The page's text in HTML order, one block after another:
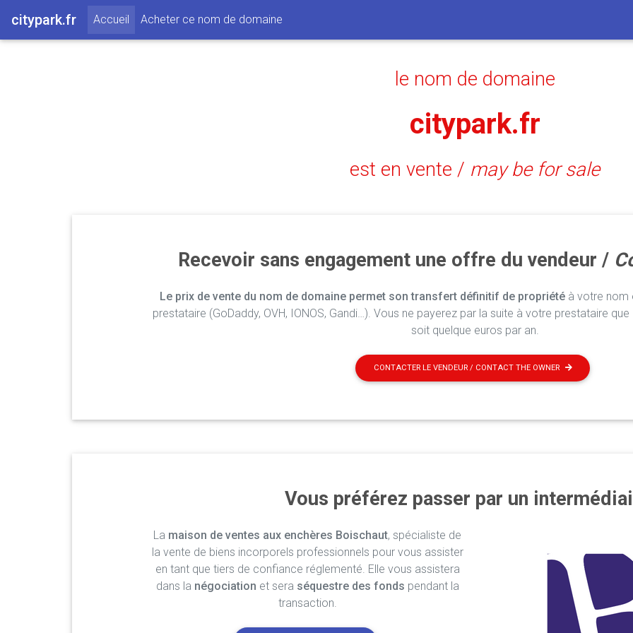
citypark.fr Accueil (current)
Acheter ce nom de domaine
le nom de domaine
citypark.fr
est en vente / may be for sale
Recevoir sans engagement une offre du vendeur /
Le prix de vente du nom de domaine permet son transfert définitif de propriétéà votre nom
prestataire (GoDaddy, OVH, IONOS, Gandi…). Vous ne payerez par la suite à votre prestataire
soit quelque euros par an.
CONTACTER LE VENDEUR / CONTACT THE OWNER
Vous préférez passer par un
La maison de ventes aux enchères Boischaut, spécialiste de
la vente de biens incorporels professionnels pour vous assister
en tant que tiers de confiance réglementé. Elle vous assistera
dans la négociation et sera séquestre des fonds pendant la
transaction.